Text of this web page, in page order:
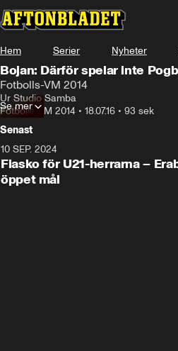
Hem Serier Nyheter
Bojan: Därför spelar inte
Fotbolls-VM 2014
Ur Studio Samba
Fotbolls-VM 2014 • 18.07.16 • 93 sek
Se mer
Senast
10 SEP. 2024
Fiasko för U21-herrarna –
öppet mål